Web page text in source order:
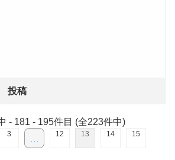
投稿
- 181 - 195件目 (全223件中)
3 … 12 13 14 15